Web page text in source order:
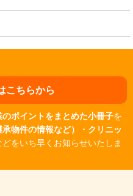
こちらから
のポイントをまとめた小冊子を
物件の情報など）・クリニッ
どをいち早くお知らせいたしま